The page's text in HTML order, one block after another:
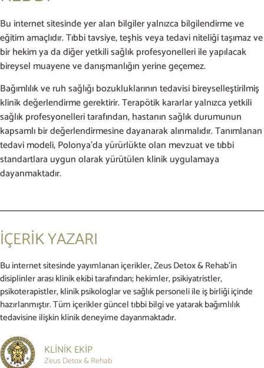
Bu internet sitesinde yer alan bilgiler yalnızca bilgilendirme ve
eğitim amaçlıdır. Tıbbi tavsiye, teşhis veya tedavi niteliği taşımaz ve
bir hekim ya da diğer yetkili sağlık profesyonelleri ile yapılacak
bireysel muayene ve danışmanlığın yerine geçemez.
Bağımlılık ve ruh sağlığı bozukluklarının tedavisi bireyselleştirilmiş
klinik değerlendirme gerektirir. Terapötik kararlar yalnızca yetkili
sağlık profesyonelleri tarafından, hastanın sağlık durumunun
kapsamlı bir değerlendirmesine dayanarak alınmalıdır. Tanımlanan
tedavi modeli, Polonya’da yürürlükte olan mevzuat ve tıbbi
standartlara uygun olarak yürütülen klinik uygulamaya
dayanmaktadır.
İÇERİK YAZARI
Bu internet sitesinde yayımlanan içerikler, Zeus Detox & Rehab’in
disiplinler arası klinik ekibi tarafından; hekimler, psikiyatristler,
psikoterapistler, klinik psikologlar ve sağlık personeli ile iş birliği içinde
hazırlanmıştır. Tüm içerikler güncel tıbbi bilgi ve yatarak bağımlılık
tedavisine ilişkin klinik deneyime dayanmaktadır.
KLİNİK EKİP
Zeus Detox & Rehab